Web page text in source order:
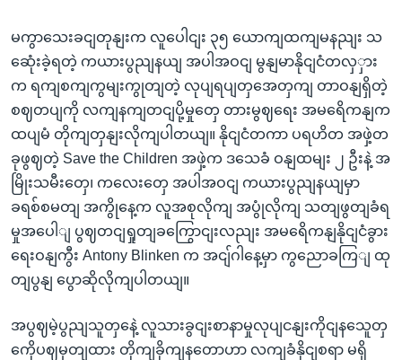
မကွာသေးခငျတုနျးက လူပေါငျး ၃၅ ယောကျထကျမနညျး သ
ဆေုံးခဲ့ရတဲ့ ကယားပွညျနယျ အပါအဝငျ မွနျမာနိုငျငံတလှှား
က ရကျစကျကွမျးကွုတျတဲ့ လုပျရပျတှအေတှကျ တာဝနျရှိတဲ့
စဈတပျကို လကျနကျတငျပို့မှုတှေ တားမွဈရေး အမရေိကနျက
ထပျမံ တိုကျတှနျးလိုကျပါတယျ။ နိုငျငံတကာ ပရဟိတ အဖှဲ့တ
ခုဖွဈတဲ့ Save the Children အဖှဲ့က ဒသေခံ ဝနျထမျး ၂ ဦးနဲ့ အ
မြိုးသမီးတှေ၊ ကလေးတှေ အပါအဝငျ ကယားပွညျနယျမှာ
ခရစ်စမတျ အကွိုနေ့က လူအစုလိုကျ အပွုံလိုကျ သတျဖွတျခံရ
မှုအပေါျ ပွဈတငျရှုတျခကြွောငျးလညျး အမရေိကနျနိုငျငံခွား
ရေးဝနျကွီး Antony Blinken က အငျ်ဂါနေ့မှာ ကွညောခကြျ ထု
တျပွနျ ပွောဆိုလိုကျပါတယျ။
အပွဈမဲ့ပွညျသူတှနေဲ့ လူသားခွငျးစာနာမှုလုပျငနျးကိုငျနသေူတှ
ကေိုပဈမှတျထား တိုကျခိုကျနတောဟာ လကျခံနိုငျစရာ မရှိ